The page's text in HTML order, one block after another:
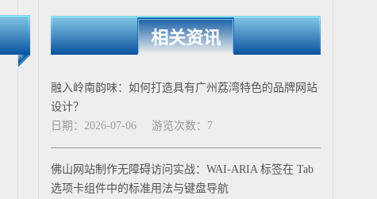
相关资讯
融入岭南韵味：如何打造具有广州荔湾特色的品牌网站
设计？
日期：2026-07-06
游览次数：7
佛山网站制作无障碍访问实战：WAI-ARIA 标签在 Tab
选项卡组件中的标准用法与键盘导航